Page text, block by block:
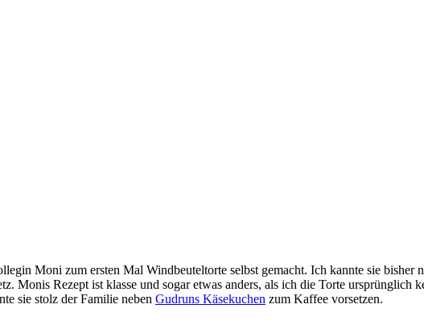
Moni zum ersten Mal Windbeuteltorte selbst gemacht. Ich kannte sie
Monis Rezept ist klasse und sogar etwas anders, als ich die Torte ursprünglich
sie stolz der Familie neben Gudruns Käsekuchen zum Kaffee vorsetzen.